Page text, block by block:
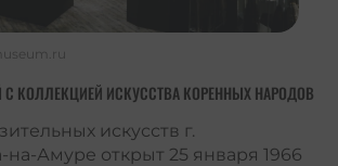
КОЛЛЕКЦИЕЙ ИСКУССТВА КОРЕННЫХ НАРОДОВ
искусств г.
на-Амуре открыт 25 января 1966